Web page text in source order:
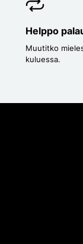
Helppo
Muutitko
kuluessa.